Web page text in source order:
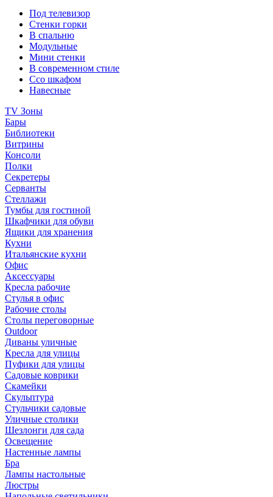
Под телевизор
Стенки горки
В спальню
Модульные
Мини стенки
В современном стиле
Ссо шкафом
Навесные
TV Зоны
Бары
Библиотеки
Витрины
Консоли
Полки
Секретеры
Серванты
Стеллажи
Тумбы для гостиной
Шкафчики для обуви
Ящики для хранения
Кухни
Итальянские кухни
Офис
Аксессуары
Кресла рабочие
Стулья в офис
Рабочие столы
Столы переговорные
Outdoor
Диваны уличные
Кресла для улицы
Пуфики для улицы
Садовые коврики
Скамейки
Скульптура
Стульчики садовые
Уличные столики
Шезлонги для сада
Освещение
Hастенные лампы
Бра
Лампы настольные
Люстры